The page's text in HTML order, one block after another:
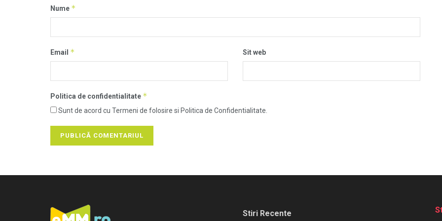
Nume *
Email * Sit web
Politica de confidentialitate *
Sunt de acord cu Termeni de folosire si Politica de Confidentialitate.
Stiri Recente